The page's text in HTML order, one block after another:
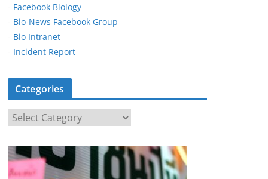
- Facebook Biology
- Bio-News Facebook Group
- Bio Intranet
- Incident Report
Categories
a
t
e
g